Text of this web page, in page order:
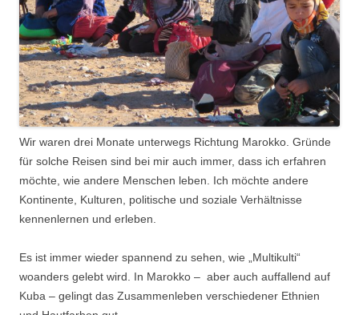
Wir waren drei Monate unterwegs Richtung Marokko. Gründe
für solche Reisen sind bei mir auch immer, dass ich erfahren
möchte, wie andere Menschen leben. Ich möchte andere
Kontinente, Kulturen, politische und soziale Verhältnisse
kennenlernen und erleben.
Es ist immer wieder spannend zu sehen, wie „Multikulti“
woanders gelebt wird. In Marokko – aber auch auffallend auf
Kuba – gelingt das Zusammenleben verschiedener Ethnien